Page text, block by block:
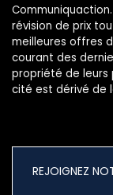
révision de prix
meilleures offres
courant des
propriété de leurs
cité est dérivé de
REJOIGNEZ